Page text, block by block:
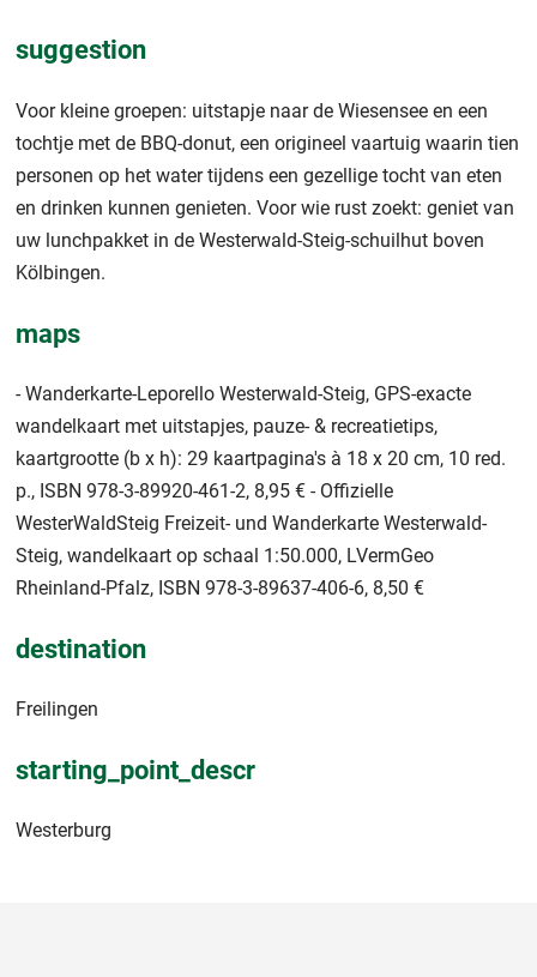
suggestion
Voor kleine groepen: uitstapje naar de Wiesensee en een
tochtje met de BBQ-donut, een origineel vaartuig waarin tien
personen op het water tijdens een gezellige tocht van eten
en drinken kunnen genieten. Voor wie rust zoekt: geniet van
uw lunchpakket in de Westerwald-Steig-schuilhut boven
Kölbingen.
maps
- Wanderkarte-Leporello Westerwald-Steig, GPS-exacte
wandelkaart met uitstapjes, pauze- & recreatietips,
kaartgrootte (b x h): 29 kaartpagina's à 18 x 20 cm, 10 red.
p., ISBN 978-3-89920-461-2, 8,95 € - Offizielle
WesterWaldSteig Freizeit- und Wanderkarte Westerwald-
Steig, wandelkaart op schaal 1:50.000, LVermGeo
Rheinland-Pfalz, ISBN 978-3-89637-406-6, 8,50 €
destination
Freilingen
starting_point_descr
Westerburg